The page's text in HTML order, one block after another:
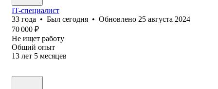
IT-специалист
33 года • Был сегодня • Обновлено 25 августа 2024
70 000 ₽
Не ищет работу
Общий опыт
13 лет 5 месяцев